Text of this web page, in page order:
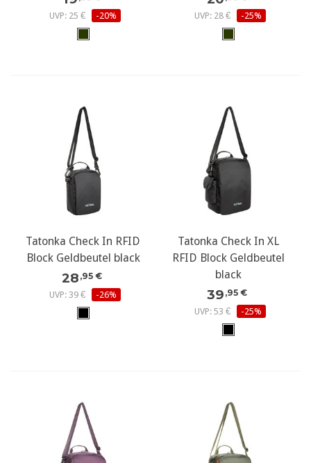
UVP: 25 €
-20%
UVP: 28 €
-25%
Tatonka Check In RFID
Block Geldbeutel black
28 ,95 €
UVP: 39 €
-26%
Tatonka Check In XL
RFID Block Geldbeutel
black
39 ,95 €
UVP: 53 €
-25%